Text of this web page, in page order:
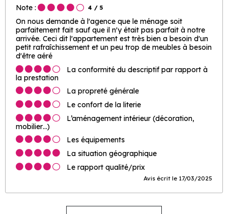
Note :
4 / 5
On nous demande à l'agence que le ménage soit
parfaitement fait sauf que il n'y était pas parfait à notre
arrivée. Ceci dit l'appartement est très bien a besoin d'un
petit rafraîchissement et un peu trop de meubles à besoin
d'être aéré
La conformité du descriptif par rapport à
la prestation
La propreté générale
Le confort de la literie
L’aménagement intérieur (décoration,
mobilier…)
Les équipements
La situation géographique
Le rapport qualité/prix
Avis écrit le 17/03/2025